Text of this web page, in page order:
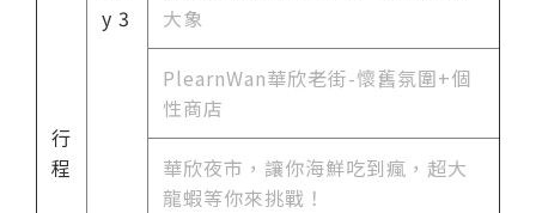
行
程
y 3
大象
PlearnWan華欣老街-懷舊氛圍+個
性商店
華欣夜市，讓你海鮮吃到瘋，超大
龍蝦等你來挑戰！